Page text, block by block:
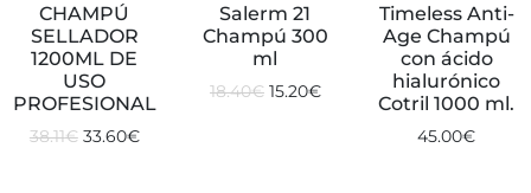
CHAMPÚ
SELLADOR
1200ML DE
USO
PROFESIONAL
38.11€ 33.60€
Salerm 21
Champú 300
ml
18.40€ 15.20€
Timeless Anti-
Age Champú
con ácido
hialurónico
Cotril 1000 ml.
45.00€